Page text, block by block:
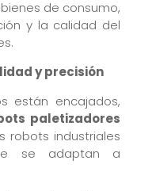
de consumo,
y la calidad del
y precisión
están encajados,
paletizadores
robots industriales
se adaptan a